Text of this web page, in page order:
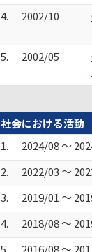
4.
2002/10
5.
2002/05
社会における活動
1.
2024/08 ～
2.
2022/03 ～
3.
2019/01 ～
4.
2018/08 ～
5.
2016/08 ～